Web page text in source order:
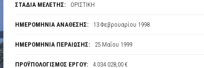
ΣΤΑΔΙΑ ΜΕΛΕΤΗΣ: ΟΡΙΣΤΙΚΗ
ΗΜΕΡΟΜΗΝΙΑ ΑΝΑΘΕΣΗΣ: 13 Φεβρουαρίου 1998
ΗΜΕΡΟΜΗΝΙΑ ΠΕΡΑΙΩΣΗΣ: 25 Μαΐου 1999
ΠΡΟΫΠΟΛΟΓΙΣΜΟΣ ΕΡΓΟΥ: 4.034.028,00 €